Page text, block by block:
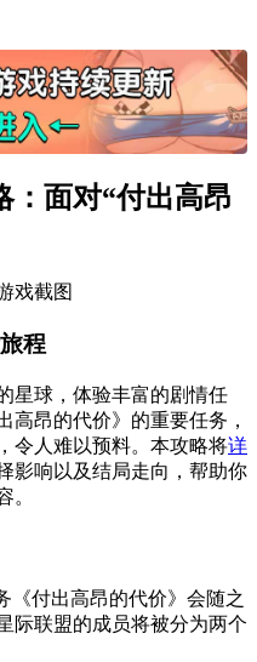
：面对“付出高昂
程
星球，体验丰富的剧情任
高昂的代价》的重要任务，
令人难以预料。本攻略将详
影响以及结局走向，帮助你
。
《付出高昂的代价》会随之
际联盟的成员将被分为两个